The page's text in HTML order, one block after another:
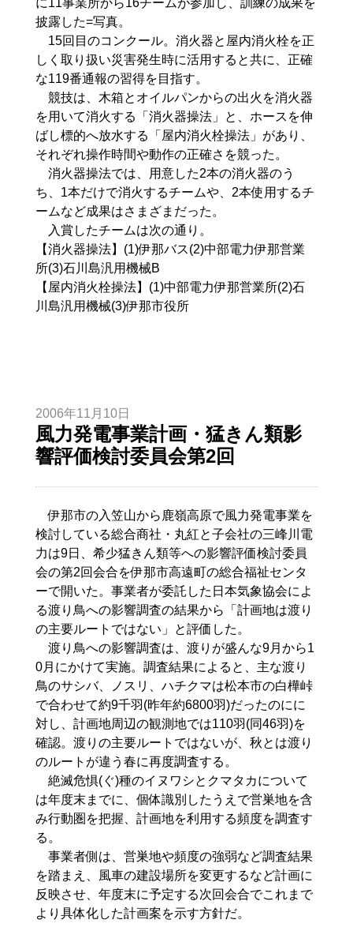
披露した=写真。
15回目のコンクール。消火器と屋内消火栓を正
しく取り扱い災害発生時に活用すると共に、正確
な119番通報の習得を目指す。
競技は、木箱とオイルパンからの出火を消火器
を用いて消火する「消火器操法」と、ホースを伸
ばし標的へ放水する「屋内消火栓操法」があり、
それぞれ操作時間や動作の正確さを競った。
消火器操法では、用意した2本の消火器のう
ち、1本だけで消火するチームや、2本使用するチ
ームなど成果はさまざまだった。
入賞したチームは次の通り。
【消火器操法】(1)伊那バス(2)中部電力伊那営業
所(3)石川島汎用機械B
【屋内消火栓操法】(1)中部電力伊那営業所(2)石
川島汎用機械(3)伊那市役所
2006年11月10日
風力発電事業計画・猛きん類影
響評価検討委員会第2回
伊那市の入笠山から鹿嶺高原で風力発電事業を
検討している総合商社・丸紅と子会社の三峰川電
力は9日、希少猛きん類等への影響評価検討委員
会の第2回会合を伊那市高遠町の総合福祉センタ
ーで開いた。事業者が委託した日本気象協会によ
る渡り鳥への影響調査の結果から「計画地は渡り
の主要ルートではない」と評価した。
渡り鳥への影響調査は、渡りが盛んな9月から1
0月にかけて実施。調査結果によると、主な渡り
鳥のサシバ、ノスリ、ハチクマは松本市の白樺峠
で合わせて約9千羽(昨年約6800羽)だったのにに
対し、計画地周辺の観測地では110羽(同46羽)を
確認。渡りの主要ルートではないが、秋とは渡り
のルートが違う春に再度調査する。
絶滅危惧(ぐ)種のイヌワシとクマタカについて
は年度末までに、個体識別したうえで営巣地を含
み行動圏を把握、計画地を利用する頻度を調査す
る。
事業者側は、営巣地や頻度の強弱など調査結果
を踏まえ、風車の建設場所を変更するなど計画に
反映させ、年度末に予定する次回会合でこれまで
より具体化した計画案を示す方針だ。